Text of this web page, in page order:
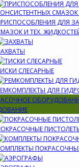
ДЛЯ
И ТЕХ.
СЛЕСАРНЫЕ
ДЛЯ